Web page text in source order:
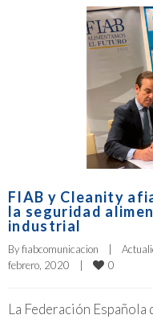
FIAB y Cleanity
la seguridad
industrial
By fiabcomunicacion
febrero, 2020
0
La Federación